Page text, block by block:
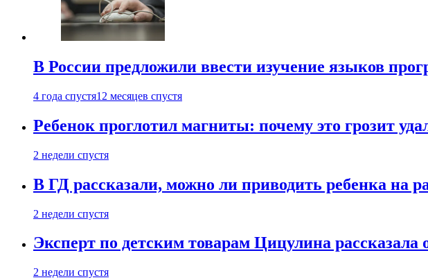
В России предложили ввести изучение языков
4 года спустя12 месяцев спустя
Ребенок проглотил магниты: почему это грозит
2 недели спустя
В ГД рассказали, можно ли приводить ребенка на
2 недели спустя
Эксперт по детским товарам Цицулина
2 недели спустя